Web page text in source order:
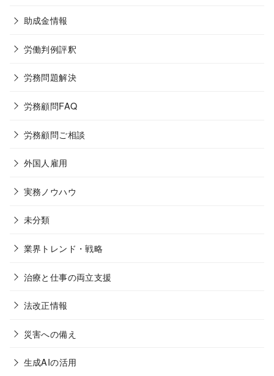
助成金情報
労働判例評釈
労務問題解決
労務顧問FAQ
労務顧問ご相談
外国人雇用
実務ノウハウ
未分類
業界トレンド・戦略
治療と仕事の両立支援
法改正情報
災害への備え
生成AIの活用